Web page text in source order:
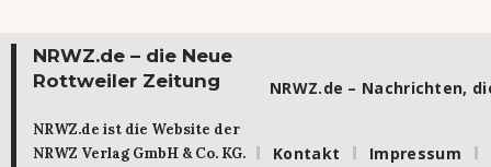
NRWZ.de – die Neue
Rottweiler Zeitung
NRWZ.de ist die Website der
NRWZ Verlag GmbH & Co. KG.
NRWZ.de – Nachrichten,
Kontakt Impressum